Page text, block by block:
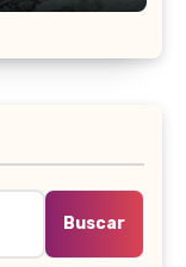
Buscar